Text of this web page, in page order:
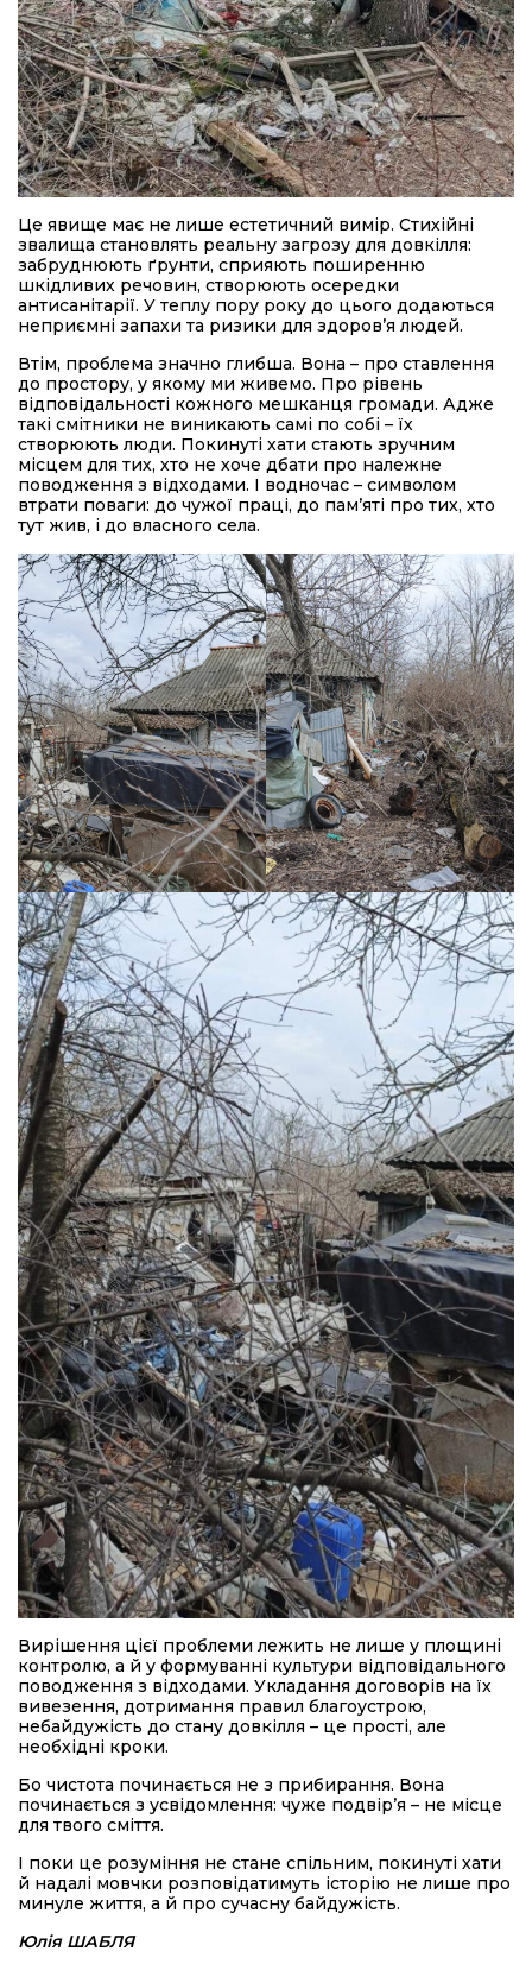
Це явище має не лише естетичний вимір. Стихійні
звалища становлять реальну загрозу для довкілля:
забруднюють ґрунти, сприяють поширенню
шкідливих речовин, створюють осередки
антисанітарії. У теплу пору року до цього додаються
неприємні запахи та ризики для здоров’я людей.
Втім, проблема значно глибша. Вона – про ставлення
до простору, у якому ми живемо. Про рівень
відповідальності кожного мешканця громади. Адже
такі смітники не виникають самі по собі – їх
створюють люди. Покинуті хати стають зручним
місцем для тих, хто не хоче дбати про належне
поводження з відходами. І водночас – символом
втрати поваги: до чужої праці, до пам’яті про тих, хто
тут жив, і до власного села.
Вирішення цієї проблеми лежить не лише у площині
контролю, а й у формуванні культури відповідального
поводження з відходами. Укладання договорів на їх
вивезення, дотримання правил благоустрою,
небайдужість до стану довкілля – це прості, але
необхідні кроки.
Бо чистота починається не з прибирання. Вона
починається з усвідомлення: чуже подвір’я – не місце
для твого сміття.
І поки це розуміння не стане спільним, покинуті хати
й надалі мовчки розповідатимуть історію не лише про
минуле життя, а й про сучасну байдужість.
Юлія ШАБЛЯ